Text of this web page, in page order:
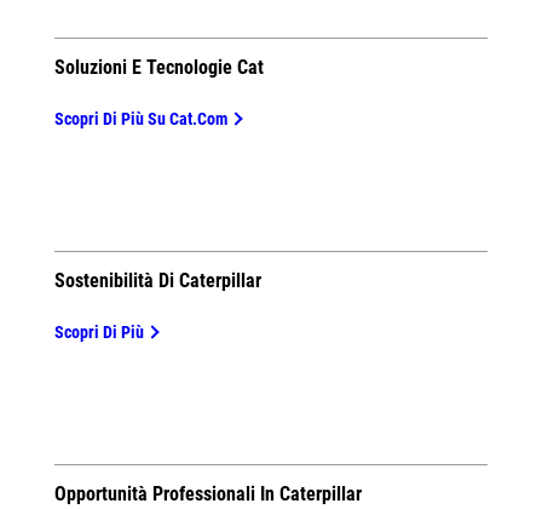
Soluzioni E Tecnologie Cat
Scopri Di Più Su Cat.com
Sostenibilità Di Caterpillar
Scopri Di Più
Opportunità Professionali In Caterpillar